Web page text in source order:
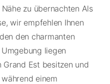
zu übernachten Als
wir empfehlen Ihnen
den charmanten
liegen
Est besitzen und
einem